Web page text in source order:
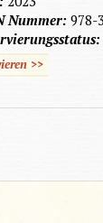
Nummer:978-
>>